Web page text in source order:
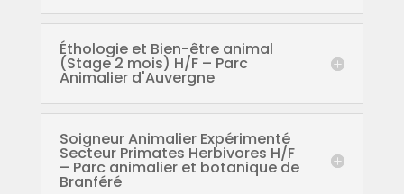
Éthologie et Bien-être animal
(Stage 2 mois) H/F – Parc
Animalier d'Auvergne
Soigneur Animalier Expérimenté
Secteur Primates Herbivores H/F
– Parc animalier et botanique de
Branféré